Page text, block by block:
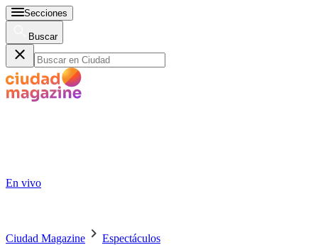
Secciones
Buscar
En vivo
Ciudad Magazine Espectáculos